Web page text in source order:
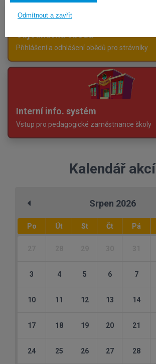
Odmítnout a zavřít
Objednávka obědů
Přihlášení a odhlášení obědů pro strávníky
Interní info. systém
Vstup pro pedagogické zaměstnance školy
Kalendář akcí
Srpen 2026
Po Út St Čt Pá
3 4 5 6 7
10 11 12 13 14
17 18 19 20 21
24 25 26 27 28